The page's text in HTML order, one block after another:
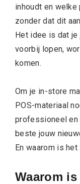
inhoudt en
zonder dat dit
Het idee is dat
voorbij lopen,
komen.
Om je in-store
POS-materiaal
professioneel en
beste jouw
En waarom is
Waarom